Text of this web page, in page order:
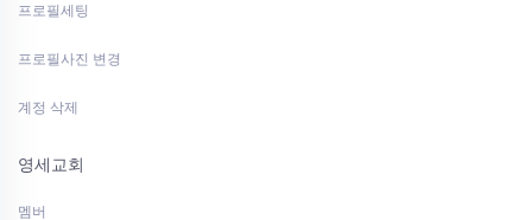
프로필세팅
프로필사진 변경
계정 삭제
영세교회
멤버